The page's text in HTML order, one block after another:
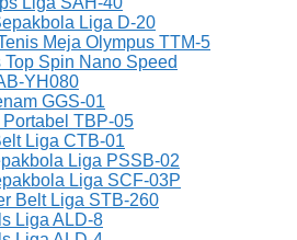
Liga D-20
Meja Olympus TTM-5
Spin Nano Speed
YH080
GGS-01
TBP-05
Liga CTB-01
Liga PSSB-02
Liga SCF-03P
Belt Liga STB-260
Liga ALD-8